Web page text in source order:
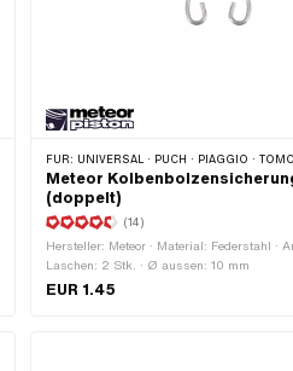
FÜR: UNIVERSAL · PUCH · PIAGGIO ·
Meteor
(doppelt)
(14)
Hersteller: Meteor · Material: Federstahl ·
Laschen: 2 Stk. · Ø aussen: 10 mm
EUR 1.45